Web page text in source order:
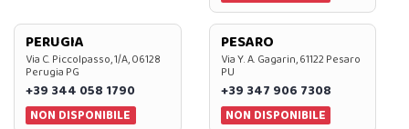
PERUGIA
Via C. Piccolpasso, 1/A, 06128
Perugia PG
+39 344 058 1790
NON DISPONIBILE
PESARO
Via Y. A. Gagarin, 61122 Pesaro
PU
+39 347 906 7308
NON DISPONIBILE